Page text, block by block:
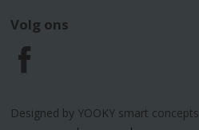
Volg ons
F
a
Designed by YOOKY smart concepts